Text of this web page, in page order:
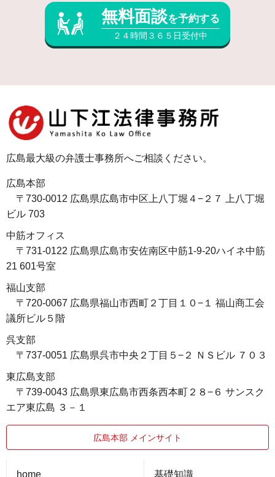
無料面談を予約する
２４時間３６５日受付中
広島最大級の弁護士事務所へご相談ください。
広島本部
〒730-0012 広島県広島市中区上八丁堀４−２７ 上八丁堀
ビル 703
中筋オフィス
〒731-0122 広島県広島市安佐南区中筋1-9-20ハイネ中筋
21 601号室
福山支部
〒720-0067 広島県福山市西町２丁目１０−１ 福山商工会
議所ビル５階
呉支部
〒737-0051 広島県呉市中央２丁目５−２ ＮＳビル ７０３
東広島支部
〒739-0043 広島県東広島市西条西本町２８−６ サンスク
エア東広島 ３－１
広島本部 メインサイト
home 基礎知識